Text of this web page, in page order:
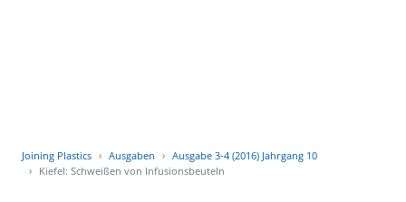
Joining Plastics Ausgaben
Ausgabe 3-4 (2016) Jahrgang 10
Kiefel: Schweißen von Infusionsbeuteln